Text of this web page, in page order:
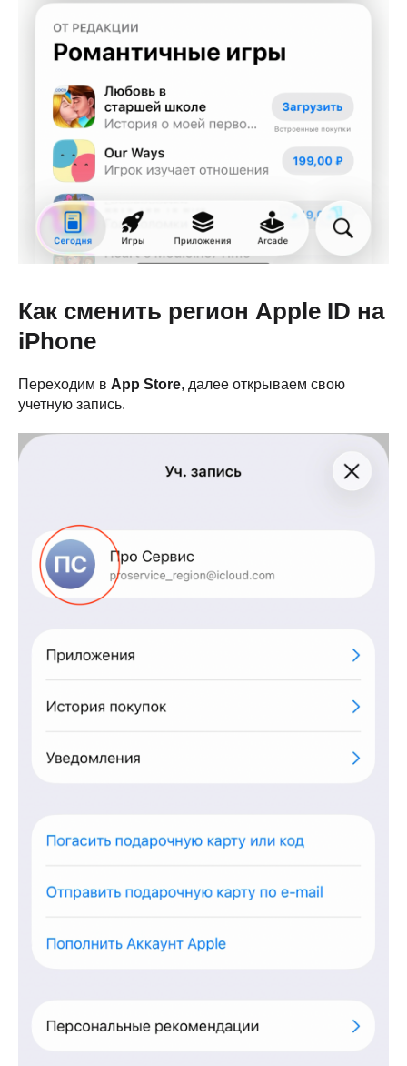
Как сменить регион Apple ID на
iPhone
Переходим в App Store, далее открываем свою
учетную запись.